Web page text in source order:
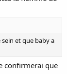
et que baby a
confirmerai que